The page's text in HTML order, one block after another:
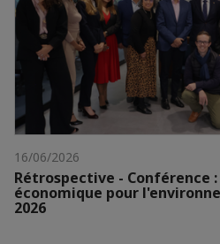
16/06/2026
Rétrospective - Conférence
économique pour
2026